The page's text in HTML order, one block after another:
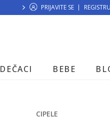
MOGUĆNOST
PRIJAVITE SE
DEČACI BEBE
CIPELE